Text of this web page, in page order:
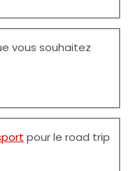
vous souhaitez
pour le road trip